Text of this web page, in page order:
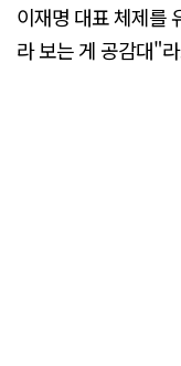
이재명 대표 체제를
라 보는 게 공감대"